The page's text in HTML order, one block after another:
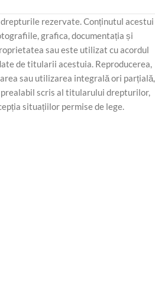
rezervate. Conținutul acestui
grafica, documentația și
sau este utilizat cu acordul
de titularii acestuia. Reproducerea,
sau utilizarea integrală ori parțială,
scris al titularului drepturilor,
situațiilor permise de lege.